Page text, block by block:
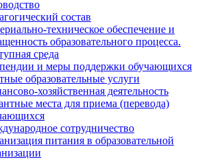
состав
техническое обеспечение и
образовательного процесса.
среда
и меры поддержки обучающихся
образовательные услуги
хозяйственная деятельность
места для приема (перевода)
сотрудничество
питания в образовательной